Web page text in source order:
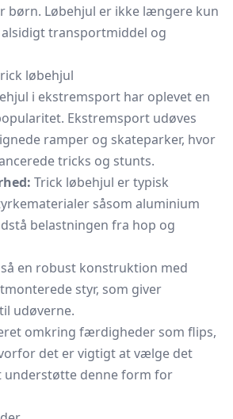
børn. Løbehjul er ikke længere kun
transportmiddel og
løbehjul
i ekstremsport har oplevet en
Ekstremsport udøves
ramper og skateparker, hvor
tricks og stunts.
Trick løbehjul er typisk
såsom aluminium
belastningen fra hop og
en robust konstruktion med
styr, som giver
udøverne.
omkring færdigheder som flips,
det er vigtigt at vælge det
understøtte denne form for